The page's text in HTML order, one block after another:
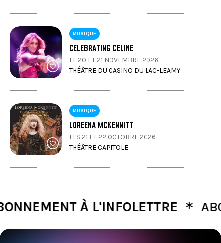
MUSIQUE
CELEBRATING CELINE
LE 20 ET 21 NOVEMBRE 2026
THÉÂTRE DU CASINO DU LAC-LEAMY
MUSIQUE
LOREENA MCKENNITT
LES 21 ET 22 OCTOBRE 2026
THÉÂTRE CAPITOLE
À L'INFOLETTRE ∗